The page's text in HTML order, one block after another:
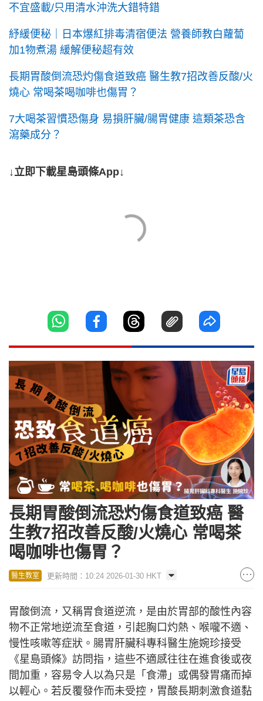
不宜盛載/只用清水沖洗大錯特錯
紓緩便秘｜日本爆紅排毒清宿便法 營養師教白蘿蔔
加1物煮湯 緩解便秘超有效
長期胃酸倒流恐灼傷食道致癌 醫生教7招改善反酸/火
燒心 常喝茶喝咖啡也傷胃？
7大喝茶習慣恐傷身 易損肝臟/腸胃健康 這類茶恐含
瀉藥成分？
↓立即下載星島頭條App↓
長期胃酸倒流恐灼傷食道致癌 醫
生教7招改善反酸/火燒心 常喝茶
喝咖啡也傷胃？
醫生教室 更新時間：10:24 2026-01-30 HKT
胃酸倒流，又稱胃食道逆流，是由於胃部的酸性內容
物不正常地逆流至食道，引起胸口灼熱、喉嚨不適、
慢性咳嗽等症狀。腸胃肝臟科專科醫生施婉珍接受
《星島頭條》訪問指，這些不適感往往在進食後或夜
間加重，容易令人以為只是「食滯」或偶發胃痛而掉
以輕心。若反覆發作而未受控，胃酸長期刺激食道黏